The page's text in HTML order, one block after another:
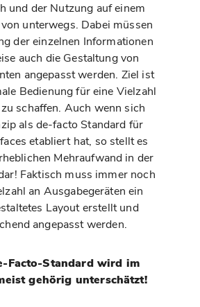
und der Nutzung auf einem
unterwegs. Dabei müssen
der einzelnen Informationen
auch die Gestaltung von
angepasst werden. Ziel ist
Bedienung für eine Vielzahl
schaffen. Auch wenn sich
als de-facto Standard für
etabliert hat, so stellt es
Mehraufwand in der
Faktisch muss immer noch
an Ausgabegeräten ein
Layout erstellt und
angepasst werden.
Facto-Standard wird im
gehörig unterschätzt!